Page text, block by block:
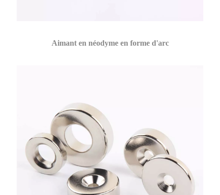
Aimant en néodyme en forme d'arc